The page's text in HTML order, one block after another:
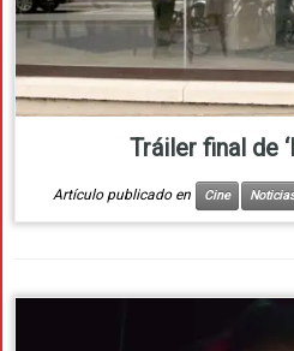
Tráiler final de
Artículo publicado en Cine Noticias